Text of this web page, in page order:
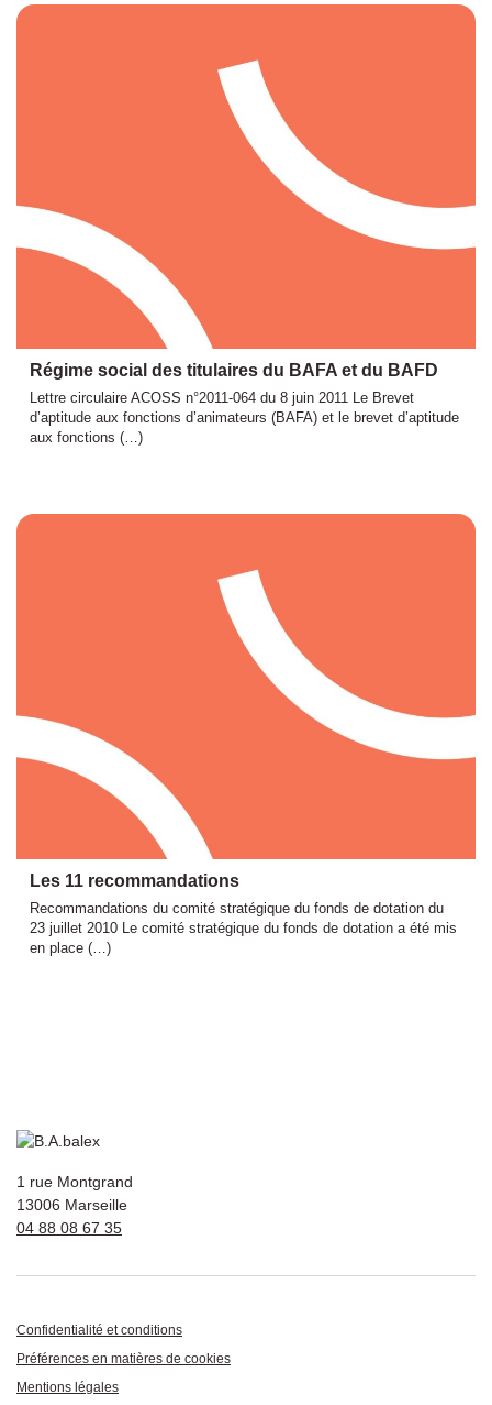
Régime social des titulaires du BAFA et du BAFD
Lettre circulaire ACOSS n°2011-064 du 8 juin 2011 Le Brevet
d’aptitude aux fonctions d’animateurs (BAFA) et le brevet d’aptitude
aux fonctions (…)
Les 11 recommandations
Recommandations du comité stratégique du fonds de dotation du
23 juillet 2010 Le comité stratégique du fonds de dotation a été mis
en place (…)
1 rue Montgrand
13006 Marseille
04 88 08 67 35
Confidentialité et conditions
Préférences en matières de cookies
Mentions légales